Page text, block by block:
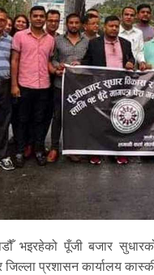
भइरहेको पूँजी बजार
जिल्ला प्रशासन कार्यालय